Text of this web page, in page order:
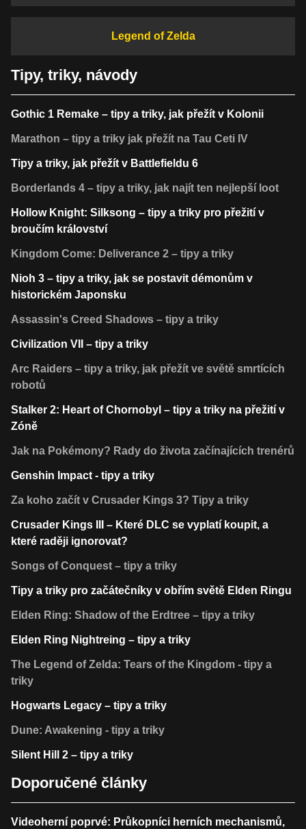
Legend of Zelda
Tipy, triky, návody
Gothic 1 Remake – tipy a triky, jak přežít v Kolonii
Marathon – tipy a triky jak přežít na Tau Ceti IV
Tipy a triky, jak přežít v Battlefieldu 6
Borderlands 4 – tipy a triky, jak najít ten nejlepší loot
Hollow Knight: Silksong – tipy a triky pro přežití v
broučím království
Kingdom Come: Deliverance 2 – tipy a triky
Nioh 3 – tipy a triky, jak se postavit démonům v
historickém Japonsku
Assassin's Creed Shadows – tipy a triky
Civilization VII – tipy a triky
Arc Raiders – tipy a triky, jak přežít ve světě smrtících
robotů
Stalker 2: Heart of Chornobyl – tipy a triky na přežití v
Zóně
Jak na Pokémony? Rady do života začínajících trenérů
Genshin Impact - tipy a triky
Za koho začít v Crusader Kings 3? Tipy a triky
Crusader Kings III – Které DLC se vyplatí koupit, a
které raději ignorovat?
Songs of Conquest – tipy a triky
Tipy a triky pro začátečníky v obřím světě Elden Ringu
Elden Ring: Shadow of the Erdtree – tipy a triky
Elden Ring Nightreing – tipy a triky
The Legend of Zelda: Tears of the Kingdom - tipy a
triky
Hogwarts Legacy – tipy a triky
Dune: Awakening - tipy a triky
Silent Hill 2 – tipy a triky
Doporučené články
Videoherní poprvé: Průkopníci herních mechanismů,